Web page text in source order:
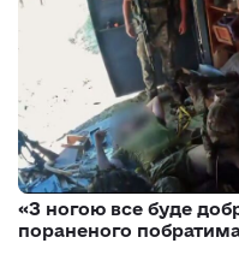
«З ногою все буде
пораненого